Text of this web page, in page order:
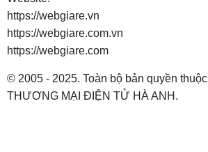
https://webgiare.vn
https://webgiare.com.vn
https://webgiare.com
© 2005 - 2025. Toàn bộ bản quyền
THƯƠNG MẠI ĐIỆN TỬ HÀ ANH.